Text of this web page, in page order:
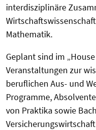
interdisziplinäre
Mathematik.
Geplant sind im
Veranstaltungen zur
beruflichen Aus- und
Programme,
von Praktika sowie